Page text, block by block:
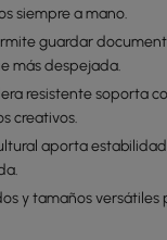
siempre a mano.
guardar
más despejada.
resistente soporta
creativos.
aporta
y tamaños